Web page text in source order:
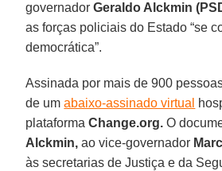
governador Geraldo Alckmin
as forças policiais do Estado “se
democrática”.
Assinada por mais de 900
de umabaixo-assinado virtual
plataformaChange.org. O
Alckmin, ao vice-governador
às secretarias de Justiça e da